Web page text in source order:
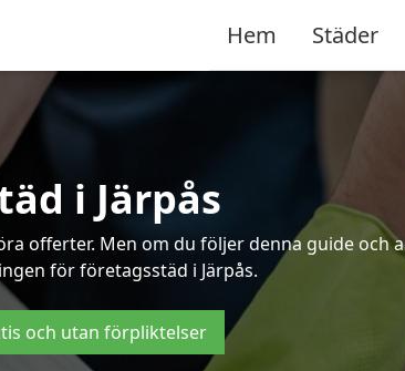
Hem Städer
i Järpås
offerter. Men om du följer denna guide och
för företagsstäd i Järpås.
och utan förpliktelser